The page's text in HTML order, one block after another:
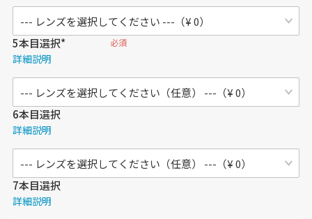
5本目選択* 必須
詳細説明
6本目選択
詳細説明
7本目選択
詳細説明